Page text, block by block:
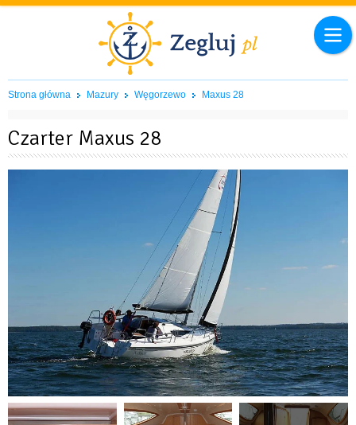
Strona główna Mazury Węgorzewo Maxus 28
Czarter Maxus 28